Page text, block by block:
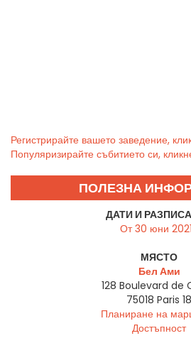
Регистрирайте вашето заведение,
Популяризирайте събитието си,
ПОЛЕЗНА
ДАТИ И
От 30 юни
МЯСТО
Бел Ами
128 Boulevard de
75018 Paris 18
Планиране на
Достъпност